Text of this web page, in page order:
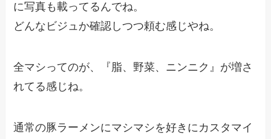
に写真も載ってるんでね。
どんなビジュか確認しつつ頼む感じやね。
全マシってのが、『脂、野菜、ニンニク』が増さ
れてる感じね。
通常の豚ラーメンにマシマシを好きにカスタマイ